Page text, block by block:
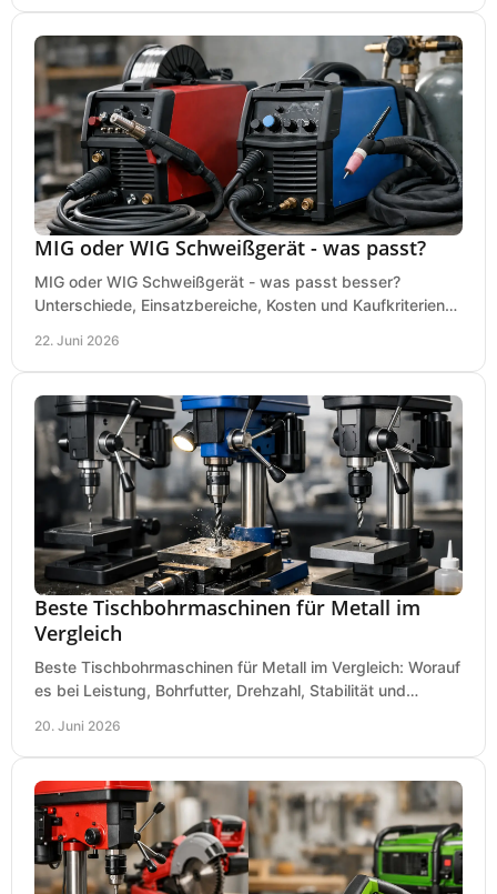
MIG oder WIG Schweißgerät - was passt?
MIG oder WIG Schweißgerät - was passt besser?
Unterschiede, Einsatzbereiche, Kosten und Kaufkriterien
22. Juni 2026
Beste Tischbohrmaschinen für Metall im
Vergleich
Beste Tischbohrmaschinen für Metall im Vergleich: Worauf
es bei Leistung, Bohrfutter, Drehzahl, Stabilität und
20. Juni 2026